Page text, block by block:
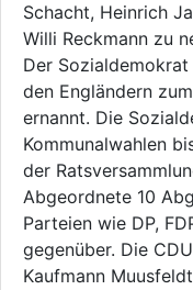
Schacht, Heinrich
Willi Reckmann zu
Der
den Engländern
ernannt. Die
Kommunalwahlen
der
Abgeordnete 10
Parteien wie DP,
gegenüber. Die
Kaufmann